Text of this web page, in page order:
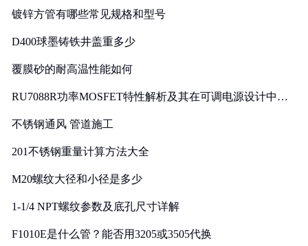
镀锌方管有哪些常见规格和型号
D400球墨铸铁井盖重多少
覆膜砂的耐高温性能如何
RU7088R功率MOSFET特性解析及其在可调电源设计中的
不锈钢通风 管道施工
201不锈钢重量计算方法大全
M20螺纹大径和小径是多少
1-1/4 NPT螺纹参数及底孔尺寸详解
F1010E是什么管？能否用3205或3505代换